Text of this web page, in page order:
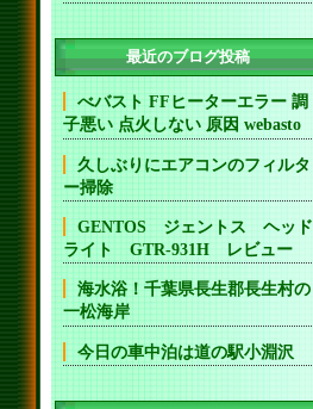
最近のブログ投稿
べバスト FFヒーターエラー 調
子悪い 点火しない 原因 webasto
久しぶりにエアコンのフィルタ
ー掃除
GENTOS ジェントス ヘッド
ライト GTR-931H レビュー
海水浴！千葉県長生郡長生村の
一松海岸
今日の車中泊は道の駅小淵沢